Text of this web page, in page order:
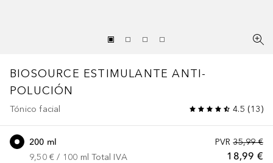
BIOSOURCE ESTIMULANTE ANTI-
POLUCIÓN
Tónico facial 4.5 (13)
PVR 35,99 €
18,99 €
200 ml
9,50 € / 100 ml Total IVA